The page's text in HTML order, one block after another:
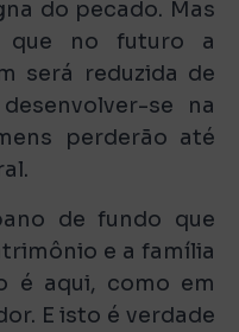
do pecado. Mas
que no futuro a
será reduzida de
se na
perderão até
de fundo que
e a família
é aqui, como em
E isto é verdade